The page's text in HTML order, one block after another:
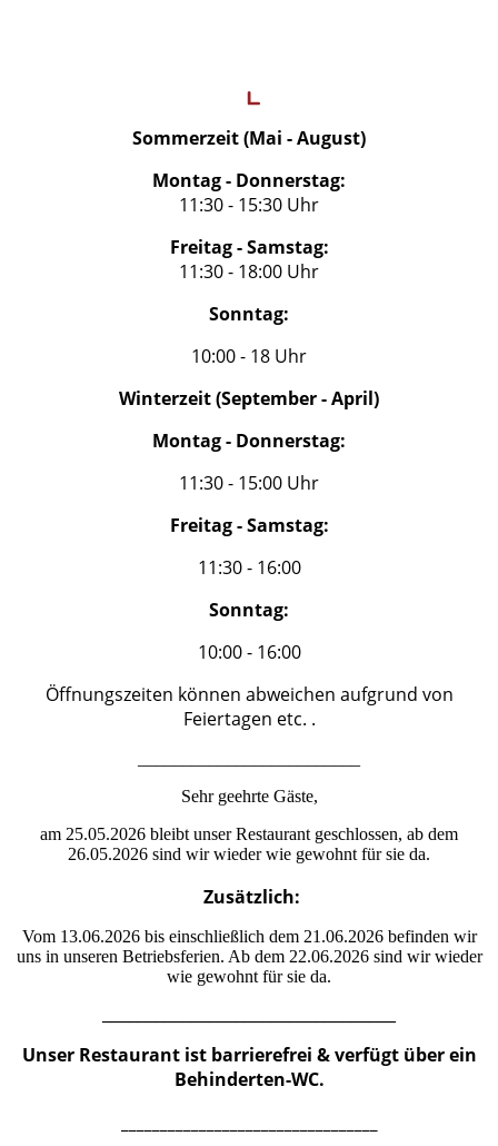
Sommerzeit (Mai - August)
Montag - Donnerstag:
11:30 - 15:30 Uhr
Freitag - Samstag:
11:30 - 18:00 Uhr
Sonntag:
10:00 - 18 Uhr
Winterzeit (September - April)
Montag - Donnerstag:
11:30 - 15:00 Uhr
Freitag - Samstag:
11:30 - 16:00
Sonntag:
10:00 - 16:00
Öffnungszeiten können abweichen aufgrund von
Feiertagen etc. .
Sehr geehrte Gäste,
am 25.05.2026 bleibt unser Restaurant geschlossen, ab dem
26.05.2026 sind wir wieder wie gewohnt für sie da.
Zusätzlich:
Vom 13.06.2026 bis einschließlich dem 21.06.2026 befinden wir
uns in unseren Betriebsferien. Ab dem 22.06.2026 sind wir wieder
wie gewohnt für sie da.
Unser Restaurant ist barrierefrei & verfügt über ein
Behinderten-WC.